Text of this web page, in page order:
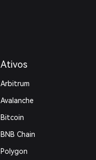
Ativos
Arbitrum
Avalanche
Bitcoin
BNB Chain
Polygon